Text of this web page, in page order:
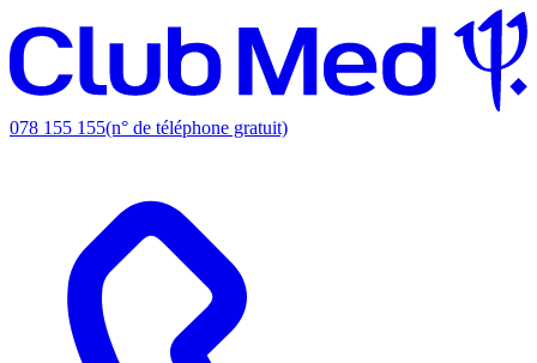
078 155 155(n° de téléphone gratuit)